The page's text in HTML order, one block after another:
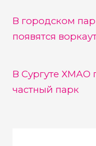
В городском
появятся
В Сургуте ХМАО
частный парк